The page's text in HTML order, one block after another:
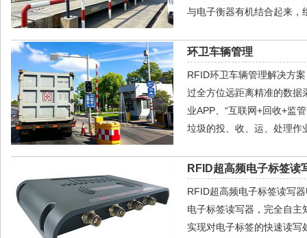
与电子衡器有机结合起来，
环卫车辆管理
RFID环卫车辆管理解决方
过全方位远距离精准的数据
业APP、“互联网+回收+监
垃圾的投、收、运、处理作
RFID超高频电子标签读
RFID超高频电子标签读写
电子标签读写器，完全自
实现对电子标签的快速读